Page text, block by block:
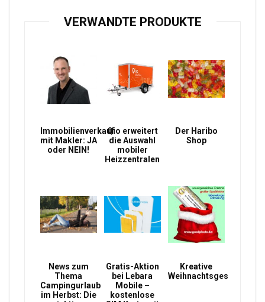
VERWANDTE PRODUKTE
Immobilienverkauf
mit Makler: JA
oder NEIN!
Qio erweitert
die Auswahl
mobiler
Heizzentralen
Der Haribo
Shop
News zum
Thema
Campingurlaub
im Herbst: Die
Gratis-Aktion
bei Lebara
Mobile –
kostenlose
Kreative
Weihnachtsgeschenke